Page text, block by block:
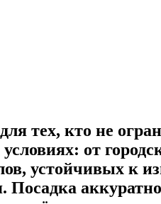
тех, кто не
от
устойчивых к
аккуратно